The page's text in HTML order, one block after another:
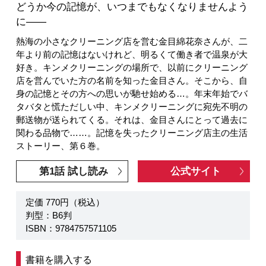
どうか今の記憶が、いつまでもなくなりませんよう
に――
熱海の小さなクリーニング店を営む金目綿花奈さんが、二
年より前の記憶はないけれど、明るくて働き者で温泉が大
好き。キンメクリーニングの場所で、以前にクリーニング
店を営んでいた方の名前を知った金目さん。そこから、自
身の記憶とその方への思いが馳せ始める…。年末年始でバ
タバタと慌ただしい中、キンメクリーニングに宛先不明の
郵送物が送られてくる。それは、金目さんにとって過去に
関わる品物で……。記憶を失ったクリーニング店主の生活
ストーリー、第６巻。
第1話 試し読み 公式サイト
定価 770円（税込）
判型：B6判
ISBN：9784757571105
書籍を購入する